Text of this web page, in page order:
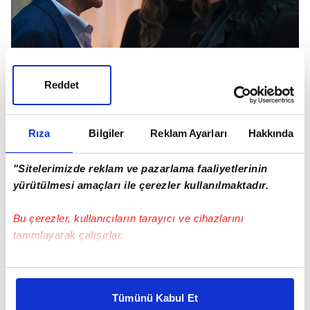
Rıza Bilgiler Reklam Ayarları Hakkında
"Sitelerimizde reklam ve pazarlama faaliyetlerinin
yürütülmesi amaçları ile çerezler kullanılmaktadır.
Bu çerezler, kullanıcıların tarayıcı ve cihazlarını
tanımlayarak çalışırlar.
Bu çerezlere izin vermeniz halinde sizlere özel
daha iyi reklam deneyimi yaşatabiliriz. Bunu yaparken
Tümünü Kabul Et
Reddet
DEHA DİZİSİ KONUSU NEDİR?
Bir baba oğulun yıllar sonra gerçekleşen
yüzleşmesiyle başlayan intikam hikayesine
odaklanıyor.